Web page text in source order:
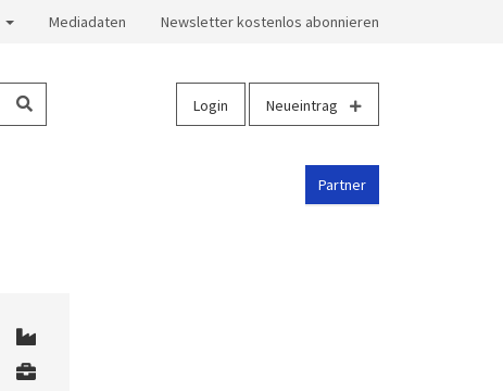
Mediadaten Newsletter kostenlos abonnieren
Login Neueintrag
Partner